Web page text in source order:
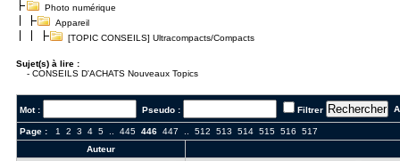
Photo numérique
Appareil
[TOPIC CONSEILS] Ultracompacts/Compacts
Sujet(s) à lire :
- CONSEILS D'ACHATS Nouveaux Topics
Mot : Pseudo : Filtrer
Page : 1 2 3 4 5.. 445 446 447 512 513 514 515 516
517
Auteur